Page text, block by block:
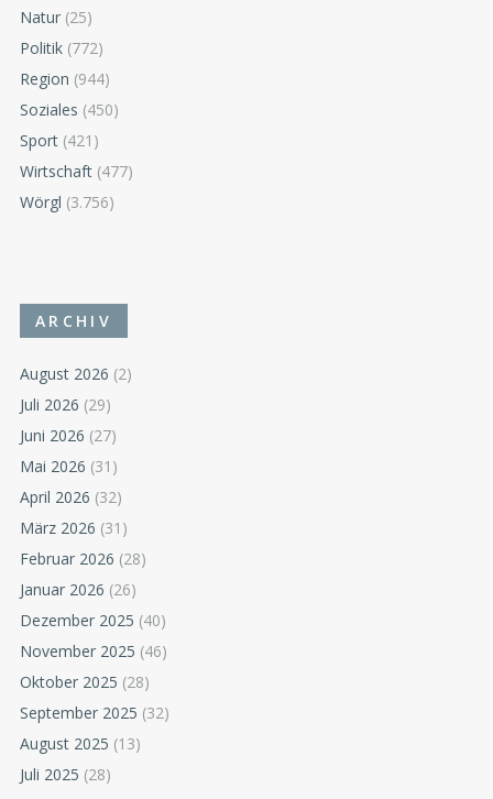
Natur (25)
Politik (772)
Region (944)
Soziales (450)
Sport (421)
Wirtschaft (477)
Wörgl (3.756)
ARCHIV
August 2026 (2)
Juli 2026 (29)
Juni 2026 (27)
Mai 2026 (31)
April 2026 (32)
März 2026 (31)
Februar 2026 (28)
Januar 2026 (26)
Dezember 2025 (40)
November 2025 (46)
Oktober 2025 (28)
September 2025 (32)
August 2025 (13)
Juli 2025 (28)